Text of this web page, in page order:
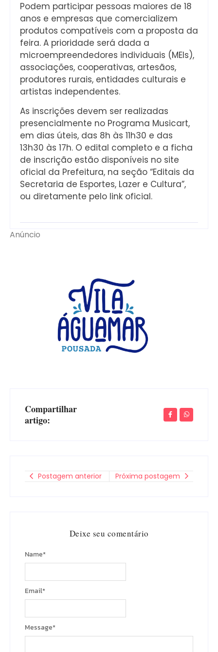
Podem participar pessoas maiores de 18
anos e empresas que comercializem
produtos compatíveis com a proposta da
feira. A prioridade será dada a
microempreendedores individuais (MEIs),
associações, cooperativas, artesãos,
produtores rurais, entidades culturais e
artistas independentes.
As inscrições devem ser realizadas
presencialmente no Programa Musicart,
em dias úteis, das 8h às 11h30 e das
13h30 às 17h. O edital completo e a ficha
de inscrição estão disponíveis no site
oficial da Prefeitura, na seção “Editais da
Secretaria de Esportes, Lazer e Cultura”,
ou diretamente pelo link oficial.
Anúncio
Compartilhar
artigo:
Postagem anterior Próxima postagem
Deixe seu comentário
Message*
Name*
Email*